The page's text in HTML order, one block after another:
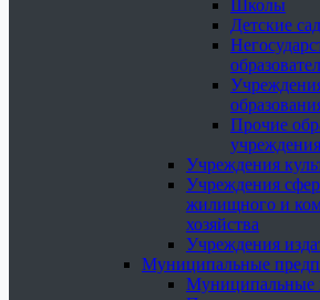
Школы
Детские
Прочие
учреждения
Учреждения
Учреждения
жилищного и
хозяйства
Учреждения
Муниципальные
Муниципальные